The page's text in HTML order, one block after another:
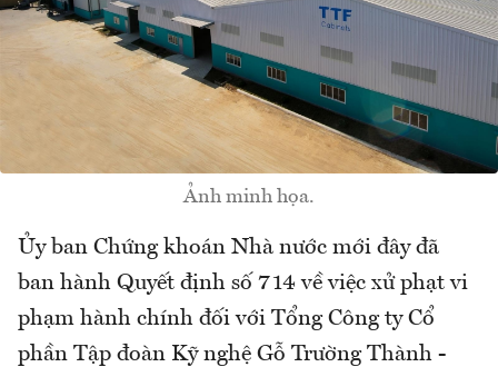
Ảnh minh họa.
Ủy ban Chứng khoán Nhà nước mới đây đã
ban hành Quyết định số 714 về việc xử phạt vi
phạm hành chính đối với Tổng Công ty Cổ
phần Tập đoàn Kỹ nghệ Gỗ Trường Thành -